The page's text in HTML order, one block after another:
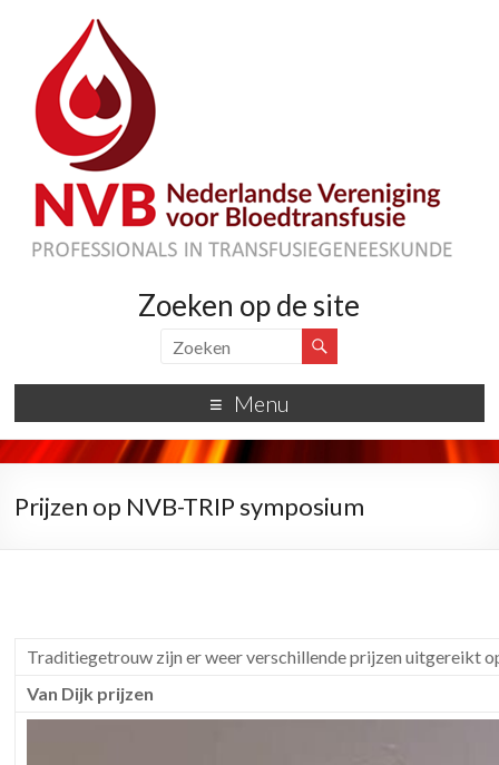
Zoeken op de site
Menu
Prijzen op NVB-TRIP symposium
Traditiegetrouw zijn er weer verschillende prijzen uitgereikt
Van Dijk prijzen